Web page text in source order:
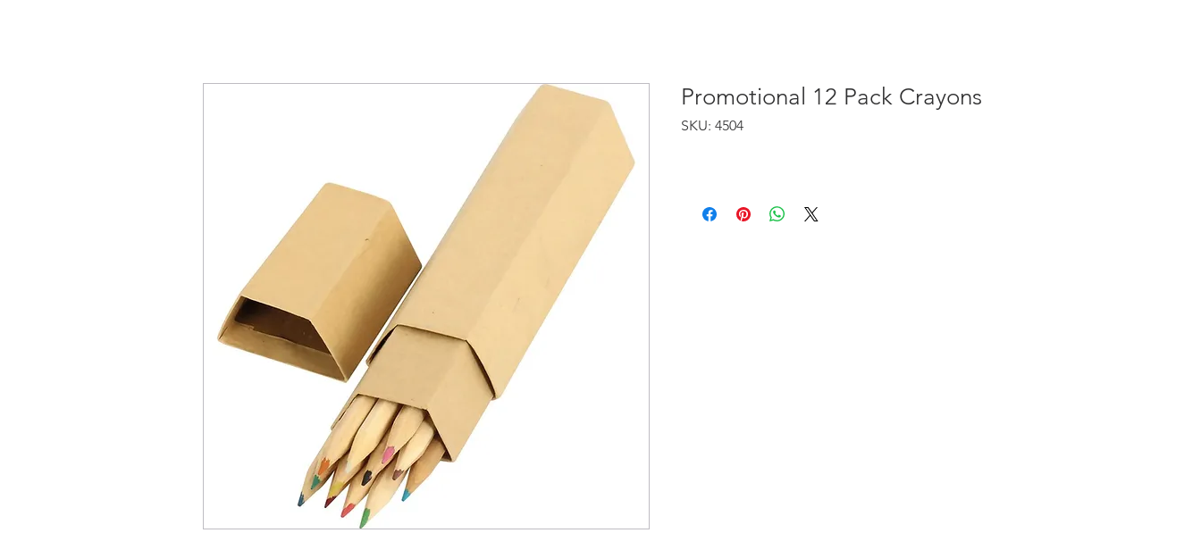
Promotional 12 Pack Crayons
SKU: 4504